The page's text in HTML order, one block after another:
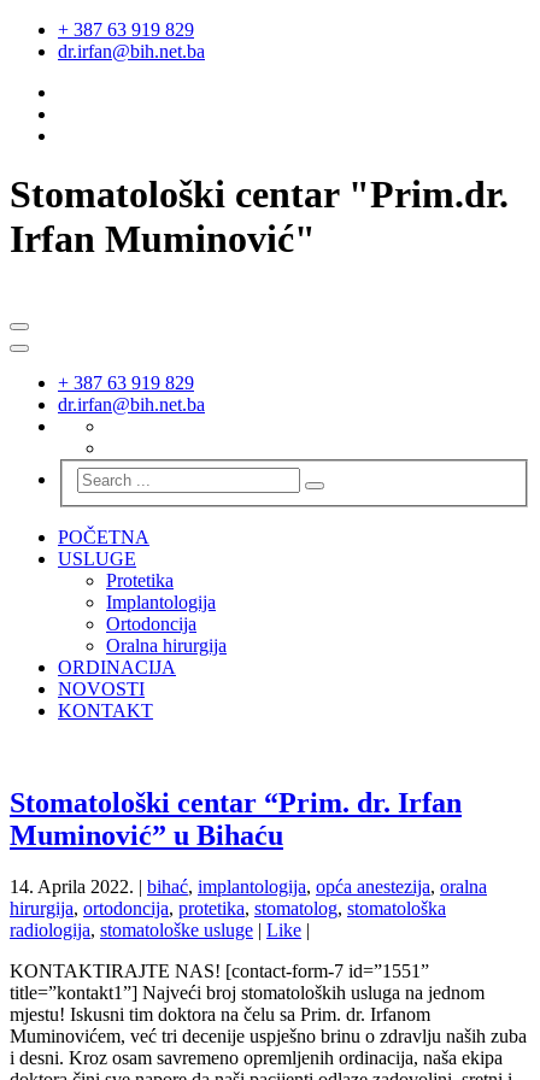
+ 387 63 919 829
dr.irfan@bih.net.ba
Stomatološki centar "Prim.dr.
Irfan Muminović"
+ 387 63 919 829
dr.irfan@bih.net.ba
POČETNA
USLUGE
Protetika
Implantologija
Ortodoncija
Oralna hirurgija
ORDINACIJA
NOVOSTI
KONTAKT
Stomatološki centar “Prim. dr. Irfan
Muminović” u Bihaću
14. Aprila 2022. | bihać, implantologija, opća anestezija, oralna
hirurgija, ortodoncija, protetika, stomatolog, stomatološka
radiologija, stomatološke usluge | Like |
KONTAKTIRAJTE NAS! [contact-form-7 id=”1551”
title=”kontakt1”] Najveći broj stomatoloških usluga na jednom
mjestu! Iskusni tim doktora na čelu sa Prim. dr. Irfanom
Muminovićem, već tri decenije uspješno brinu o zdravlju naših zuba
i desni. Kroz osam savremeno opremljenih ordinacija, naša ekipa